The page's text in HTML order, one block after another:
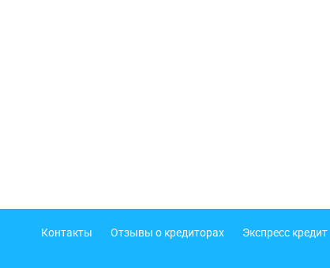
Подвал
Контакты Отзывы о кредиторах Экспресс кредит